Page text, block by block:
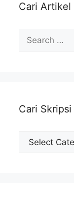
Cari Artikel
Search
for:
Cari Skripsi
Cari